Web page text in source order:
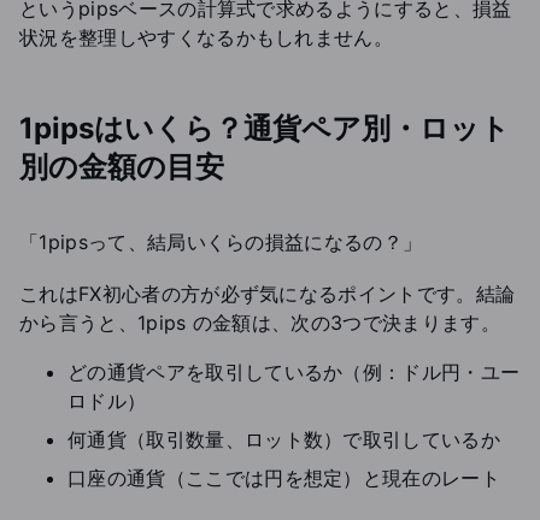
というpipsベースの計算式で求めるようにすると、損益
状況を整理しやすくなるかもしれません。
1pipsはいくら？通貨ペア別・ロット
別の金額の目安
「1pipsって、結局いくらの損益になるの？」
これはFX初心者の方が必ず気になるポイントです。結論
から言うと、1pips の金額は、次の3つで決まります。
どの通貨ペアを取引しているか（例：ドル円・ユー
ロドル）
何通貨（取引数量、ロット数）で取引しているか
口座の通貨（ここでは円を想定）と現在のレート